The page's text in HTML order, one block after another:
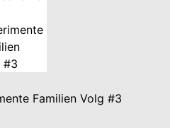
Familien Volg #3